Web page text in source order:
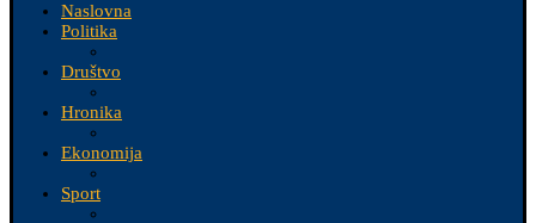
Naslovna
Politika
Društvo
Hronika
Ekonomija
Sport